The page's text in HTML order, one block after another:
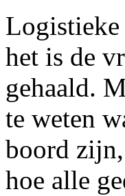
het is de
gehaald.
te weten
boord zijn,
hoe alle